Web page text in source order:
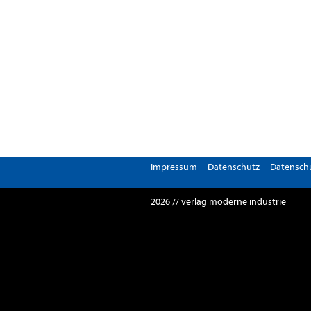
Impressum Datenschutz
2026 // verlag moderne industrie